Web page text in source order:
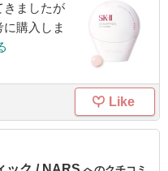
きましたが
購入しま
Like